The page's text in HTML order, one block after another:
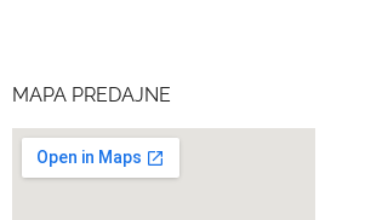
MAPA PREDAJNE